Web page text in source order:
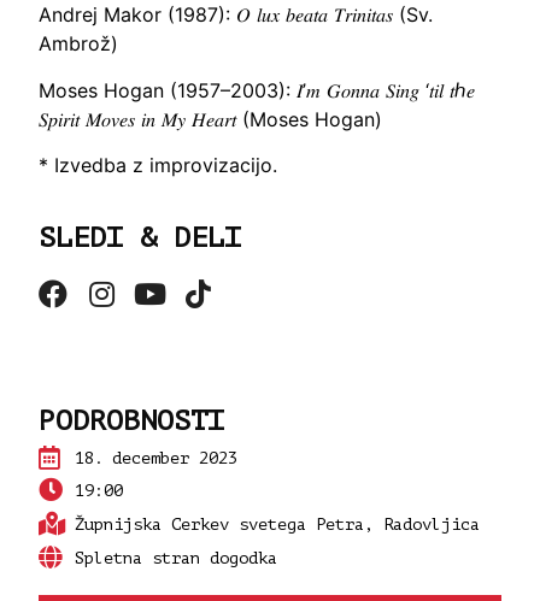
Andrej Makor (1987): 𝑂 𝑙𝑢𝑥 𝑏𝑒𝑎𝑡𝑎 𝑇𝑟𝑖𝑛𝑖𝑡𝑎𝑠 (Sv.
Ambrož)
Moses Hogan (1957–2003): 𝐼’𝑚 𝐺𝑜𝑛𝑛𝑎 𝑆𝑖𝑛𝑔 ‘𝑡𝑖𝑙 𝑡ℎ𝑒
𝑆𝑝𝑖𝑟𝑖𝑡 𝑀𝑜𝑣𝑒𝑠 𝑖𝑛 𝑀𝑦 𝐻𝑒𝑎𝑟𝑡 (Moses Hogan)
* Izvedba z improvizacijo.
SLEDI & DELI
PODROBNOSTI
18.
december 2023
19:00
Župnijska Cerkev svetega Petra, Radovljica
Spletna stran dogodka